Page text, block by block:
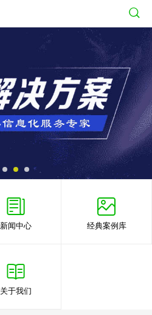
新闻中心 经典案例库
关于我们